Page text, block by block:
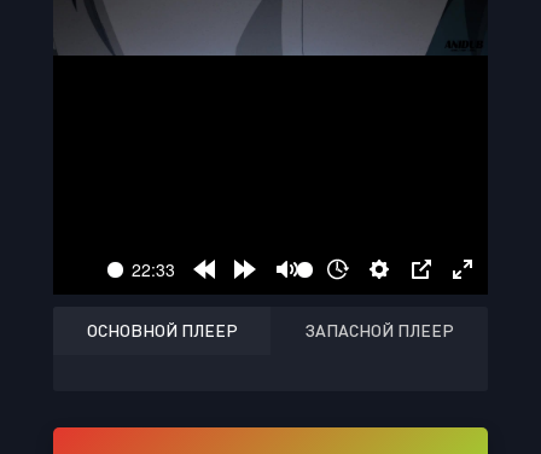
ОСНОВНОЙ ПЛЕЕР ЗАПАСНОЙ ПЛЕЕР